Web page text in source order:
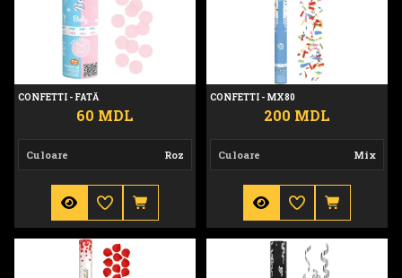
CONFETTI - FATĂ
60 MDL
Culoare Roz
CONFETTI - MX80
200 MDL
Culoare Mix
Confetti - PC60 Confetti - SS40